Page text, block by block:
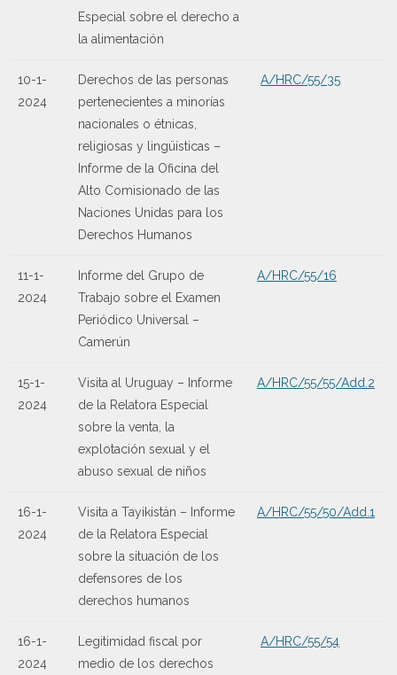
Especial sobre el derecho a
la alimentación
10-1-
2024
Derechos de las personas
pertenecientes a minorías
nacionales o étnicas,
religiosas y lingüísticas –
Informe de la Oficina del
Alto Comisionado de las
Naciones Unidas para los
Derechos Humanos
A/HRC/55/35
11-1-
2024
Informe del Grupo de
Trabajo sobre el Examen
Periódico Universal –
Camerún
A/HRC/55/16
15-1-
2024
Visita al Uruguay – Informe
de la Relatora Especial
sobre la venta, la
explotación sexual y el
abuso sexual de niños
A/HRC/55/55/Add.2
16-1-
2024
Visita a Tayikistán – Informe
de la Relatora Especial
sobre la situación de los
defensores de los
derechos humanos
A/HRC/55/50/Add.1
16-1-
2024
Legitimidad fiscal por
medio de los derechos
A/HRC/55/54